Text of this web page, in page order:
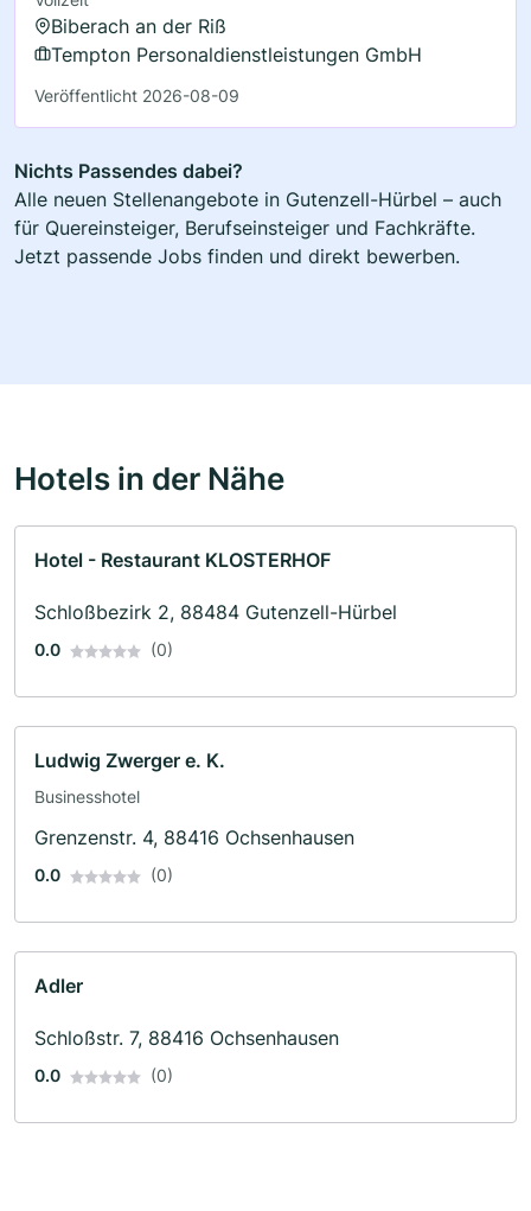
Biberach an der Riß
Tempton Personaldienstleistungen GmbH
Veröffentlicht 2026-08-09
Nichts Passendes dabei?
Alle neuen Stellenangebote in Gutenzell-Hürbel – auch
für Quereinsteiger, Berufseinsteiger und Fachkräfte.
Jetzt passende Jobs finden und direkt bewerben.
Hotels in der Nähe
Hotel - Restaurant KLOSTERHOF
Schloßbezirk 2, 88484 Gutenzell-Hürbel
0.0 (0)
Ludwig Zwerger e. K.
Businesshotel
Grenzenstr. 4, 88416 Ochsenhausen
0.0 (0)
Adler
Schloßstr. 7, 88416 Ochsenhausen
0.0 (0)